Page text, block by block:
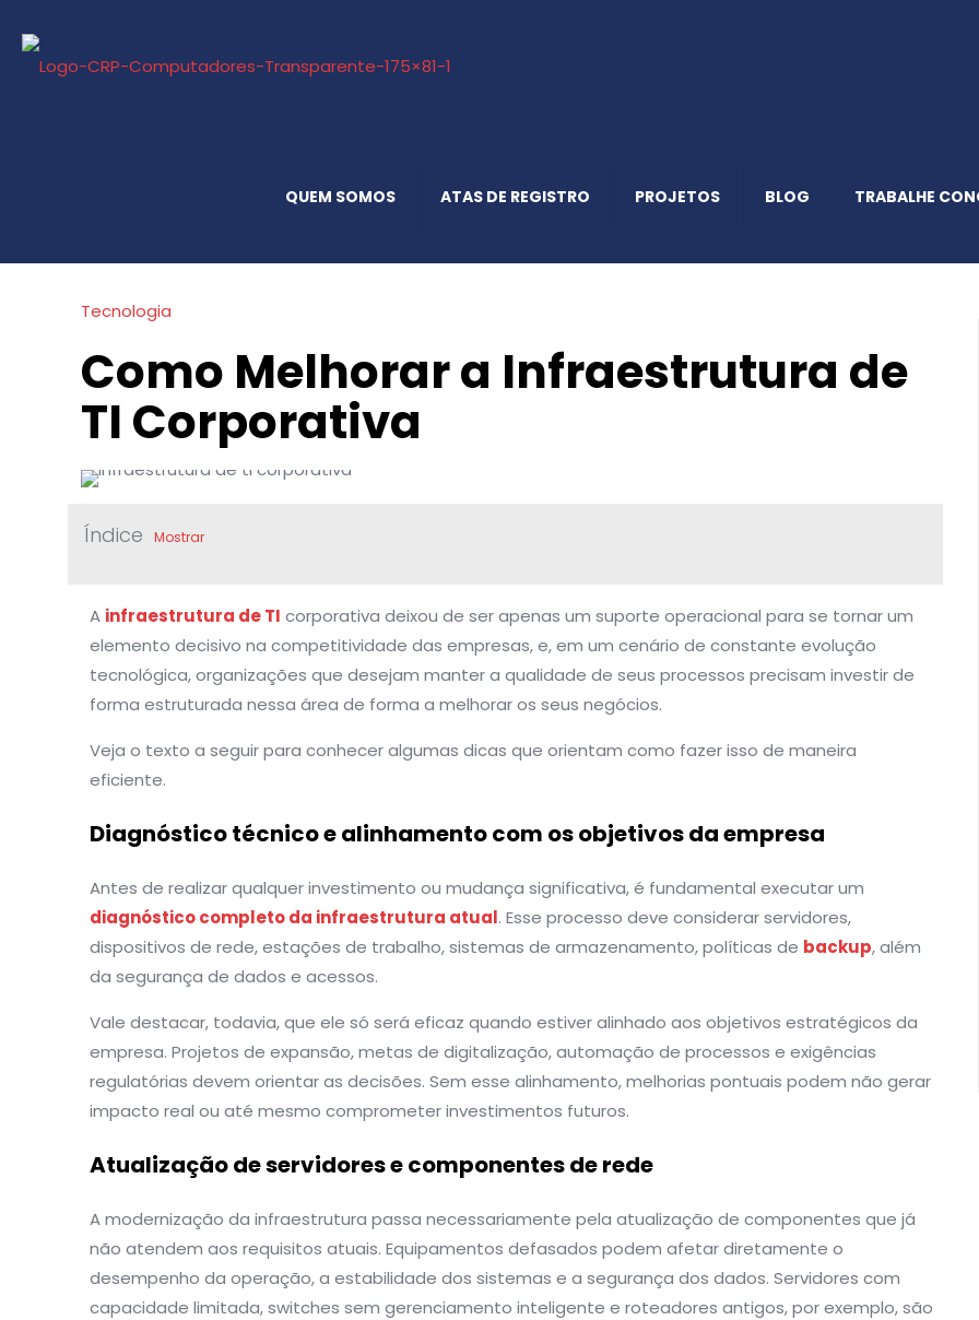
QUEM SOMOS ATAS DE REGISTRO PROJETOS BLOG TRABALHE
Tecnologia
Como Melhorar a Infraestrutura de
TI Corporativa
Índice Mostrar
A infraestrutura de TI corporativa deixou de ser apenas um suporte operacional para se tornar um
elemento decisivo na competitividade das empresas, e, em um cenário de constante evolução
tecnológica, organizações que desejam manter a qualidade de seus processos precisam investir de
forma estruturada nessa área de forma a melhorar os seus negócios.
Veja o texto a seguir para conhecer algumas dicas que orientam como fazer isso de maneira
eficiente.
Diagnóstico técnico e alinhamento com os objetivos da empresa
Antes de realizar qualquer investimento ou mudança significativa, é fundamental executar um
diagnóstico completo da infraestrutura atual. Esse processo deve considerar servidores,
dispositivos de rede, estações de trabalho, sistemas de armazenamento, políticas de backup, além
da segurança de dados e acessos.
Vale destacar, todavia, que ele só será eficaz quando estiver alinhado aos objetivos estratégicos da
empresa. Projetos de expansão, metas de digitalização, automação de processos e exigências
regulatórias devem orientar as decisões. Sem esse alinhamento, melhorias pontuais podem não gerar
impacto real ou até mesmo comprometer investimentos futuros.
Atualização de servidores e componentes de rede
A modernização da infraestrutura passa necessariamente pela atualização de componentes que já
não atendem aos requisitos atuais. Equipamentos defasados podem afetar diretamente o
desempenho da operação, a estabilidade dos sistemas e a segurança dos dados. Servidores com
capacidade limitada, switches sem gerenciamento inteligente e roteadores antigos, por exemplo, são